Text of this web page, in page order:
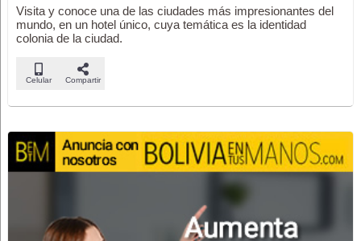
Visita y conoce una de las ciudades más impresionantes del
mundo, en un hotel único, cuya temática es la identidad
colonia de la ciudad.
Celular Compartir